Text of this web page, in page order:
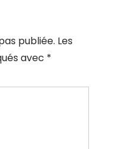
publiée. Les
avec *